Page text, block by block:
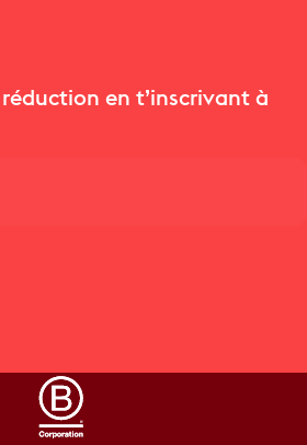
Cushions & Blankets
réduction en t’inscrivant à